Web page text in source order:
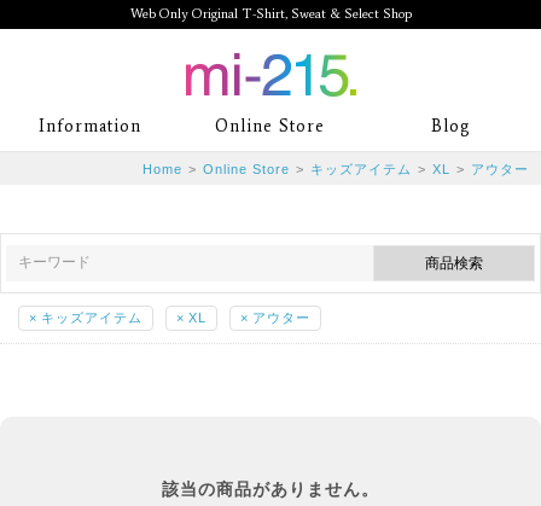
Web Only Original T-Shirt, Sweat & Select Shop
mi-215. Web Only Original T-Shirt,
Sweat & Select Shop mi-215. Tシャ
ランド専門通販
Information Online Store Blog
Home > Online Store > キッズアイテム > XL > アウター
× キッズアイテム × XL × アウター
該当の商品がありません。